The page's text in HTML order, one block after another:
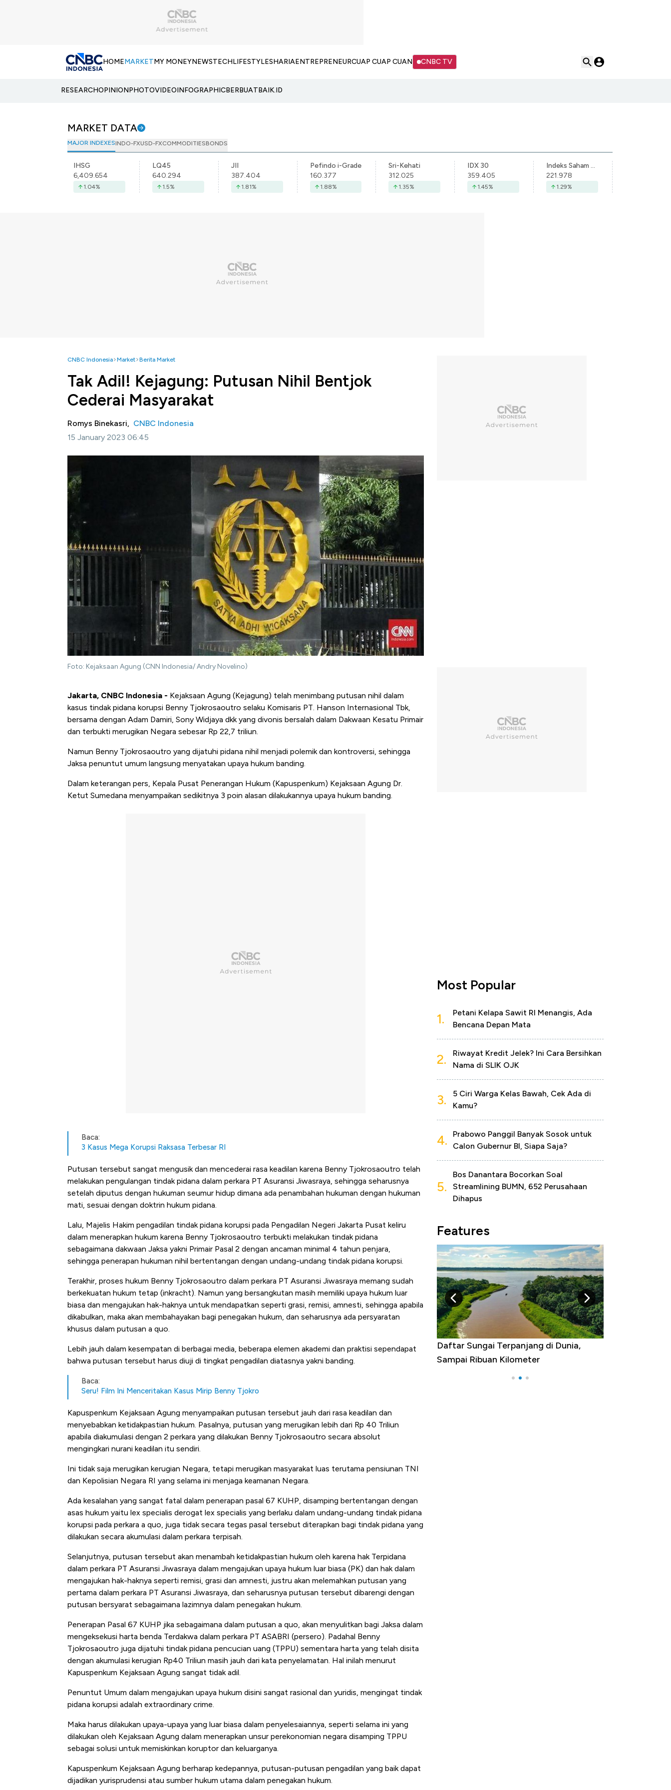
HOMEMARKETMY MONEYNEWSTECHLIFESTYLESHARIAENTREPRENEURCUAP CUAP CUAN CNBC TV
RESEARCHOPINIONPHOTOVIDEOINFOGRAPHICBERBUATBAIK.ID
MARKET DATA
MAJOR INDEXESINDO-FXUSD-FXCOMMODITIESBONDS
IHSG
6,409.654
1.04%
LQ45
640.294
1.5%
JII
387.404
1.81%
Pefindo i-Grade
160.377
1.88%
Sri-Kehati
312.025
1.35%
IDX 30
359.405
1.45%
Indeks Saham Syariah Indonesia
221.978
1.29%
CNBC Indonesia Market Berita Market
Tak Adil! Kejagung: Putusan Nihil Bentjok
Cederai Masyarakat
Romys Binekasri, CNBC Indonesia
15 January 2023 06:45
Foto: Kejaksaan Agung (CNN Indonesia/ Andry Novelino)
Jakarta, CNBC Indonesia - Kejaksaan Agung (Kejagung) telah menimbang putusan nihil dalam
kasus tindak pidana korupsi Benny Tjokrosaoutro selaku Komisaris PT. Hanson Internasional Tbk,
bersama dengan Adam Damiri, Sony Widjaya dkk yang divonis bersalah dalam Dakwaan Kesatu Primair
dan terbukti merugikan Negara sebesar Rp 22,7 triliun.
Namun Benny Tjokrosaoutro yang dijatuhi pidana nihil menjadi polemik dan kontroversi, sehingga
Jaksa penuntut umum langsung menyatakan upaya hukum banding.
Dalam keterangan pers, Kepala Pusat Penerangan Hukum (Kapuspenkum) Kejaksaan Agung Dr.
Ketut Sumedana menyampaikan sedikitnya 3 poin alasan dilakukannya upaya hukum banding.
Baca:
3 Kasus Mega Korupsi Raksasa Terbesar RI
Putusan tersebut sangat mengusik dan mencederai rasa keadilan karena Benny Tjokrosaoutro telah
melakukan pengulangan tindak pidana dalam perkara PT Asuransi Jiwasraya, sehingga seharusnya
setelah diputus dengan hukuman seumur hidup dimana ada penambahan hukuman dengan hukuman
mati, sesuai dengan doktrin hukum pidana.
Lalu, Majelis Hakim pengadilan tindak pidana korupsi pada Pengadilan Negeri Jakarta Pusat keliru
dalam menerapkan hukum karena Benny Tjokrosaoutro terbukti melakukan tindak pidana
sebagaimana dakwaan Jaksa yakni Primair Pasal 2 dengan ancaman minimal 4 tahun penjara,
sehingga penerapan hukuman nihil bertentangan dengan undang-undang tindak pidana korupsi.
Terakhir, proses hukum Benny Tjokrosaoutro dalam perkara PT Asuransi Jiwasraya memang sudah
berkekuatan hukum tetap (inkracht). Namun yang bersangkutan masih memiliki upaya hukum luar
biasa dan mengajukan hak-haknya untuk mendapatkan seperti grasi, remisi, amnesti, sehingga apabila
dikabulkan, maka akan membahayakan bagi penegakan hukum, dan seharusnya ada persyaratan
khusus dalam putusan a quo.
Lebih jauh dalam kesempatan di berbagai media, beberapa elemen akademi dan praktisi sependapat
bahwa putusan tersebut harus diuji di tingkat pengadilan diatasnya yakni banding.
Baca:
Seru! Film Ini Menceritakan Kasus Mirip Benny Tjokro
Kapuspenkum Kejaksaan Agung menyampaikan putusan tersebut jauh dari rasa keadilan dan
menyebabkan ketidakpastian hukum. Pasalnya, putusan yang merugikan lebih dari Rp 40 Triliun
apabila diakumulasi dengan 2 perkara yang dilakukan Benny Tjokrosaoutro secara absolut
mengingkari nurani keadilan itu sendiri.
Ini tidak saja merugikan kerugian Negara, tetapi merugikan masyarakat luas terutama pensiunan TNI
dan Kepolisian Negara RI yang selama ini menjaga keamanan Negara.
Ada kesalahan yang sangat fatal dalam penerapan pasal 67 KUHP, disamping bertentangan dengan
asas hukum yaitu lex specialis derogat lex specialis yang berlaku dalam undang-undang tindak pidana
korupsi pada perkara a quo, juga tidak secara tegas pasal tersebut diterapkan bagi tindak pidana yang
dilakukan secara akumulasi dalam perkara terpisah.
Selanjutnya, putusan tersebut akan menambah ketidakpastian hukum oleh karena hak Terpidana
dalam perkara PT Asuransi Jiwasraya dalam mengajukan upaya hukum luar biasa (PK) dan hak dalam
mengajukan hak-haknya seperti remisi, grasi dan amnesti, justru akan melemahkan putusan yang
pertama dalam perkara PT Asuransi Jiwasraya, dan seharusnya putusan tersebut dibarengi dengan
putusan bersyarat sebagaimana lazimnya dalam penegakan hukum.
Penerapan Pasal 67 KUHP jika sebagaimana dalam putusan a quo, akan menyulitkan bagi Jaksa dalam
mengeksekusi harta benda Terdakwa dalam perkara PT ASABRI (persero). Padahal Benny
Tjokrosaoutro juga dijatuhi tindak pidana pencucian uang (TPPU) sementara harta yang telah disita
dengan akumulasi kerugian Rp40 Triliun masih jauh dari kata penyelamatan. Hal inilah menurut
Kapuspenkum Kejaksaan Agung sangat tidak adil.
Penuntut Umum dalam mengajukan upaya hukum disini sangat rasional dan yuridis, mengingat tindak
pidana korupsi adalah extraordinary crime.
Maka harus dilakukan upaya-upaya yang luar biasa dalam penyelesaiannya, seperti selama ini yang
dilakukan oleh Kejaksaan Agung dalam menerapkan unsur perekonomian negara disamping TPPU
sebagai solusi untuk memiskinkan koruptor dan keluarganya.
Kapuspenkum Kejaksaan Agung berharap kedepannya, putusan-putusan pengadilan yang baik dapat
dijadikan yurisprudensi atau sumber hukum utama dalam penegakan hukum.
Most Popular
1.
Petani Kelapa Sawit RI Menangis, Ada
Bencana Depan Mata
2.
Riwayat Kredit Jelek? Ini Cara Bersihkan
Nama di SLIK OJK
3.
5 Ciri Warga Kelas Bawah, Cek Ada di
Kamu?
4.
Prabowo Panggil Banyak Sosok untuk
Calon Gubernur BI, Siapa Saja?
5.
Bos Danantara Bocorkan Soal
Streamlining BUMN, 652 Perusahaan
Dihapus
Features
Begini Cara Korsel atasi Panas Tanpa AC
di Jaman Dulu
Daftar Sungai Terpanjang di Dunia,
Sampai Ribuan Kilometer